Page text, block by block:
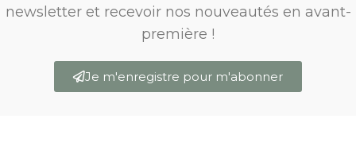
newsletter et recevoir nos nouveautés en avant-
première !
Je m'enregistre pour m'abonner